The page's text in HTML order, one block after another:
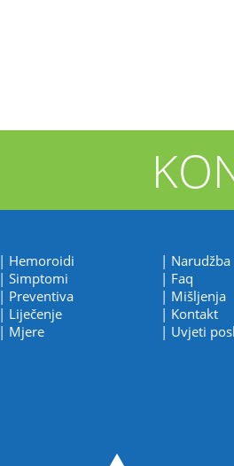
| Hemoroidi
| Simptomi
| Preventiva
| Liječenje
| Mjere
| Narudžba
| Faq
| Mišljenja
| Kontakt
| Uvjeti